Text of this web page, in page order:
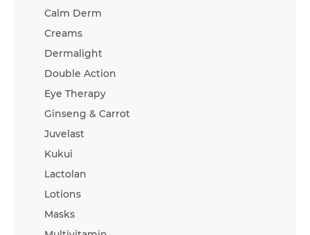
Calm Derm
Creams
Dermalight
Double Action
Eye Therapy
Ginseng & Carrot
Juvelast
Kukui
Lactolan
Lotions
Masks